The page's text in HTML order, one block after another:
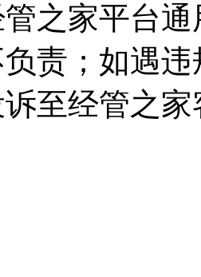
管之家平台
责；如遇
至经管之家